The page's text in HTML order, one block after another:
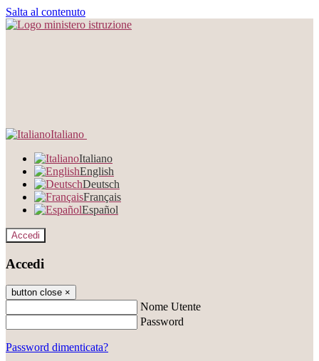
Salta al contenuto
Italiano
Italiano
English
Deutsch
Français
Español
Accedi
Accedi
button close ×
Nome Utente
Password
Password dimenticata?